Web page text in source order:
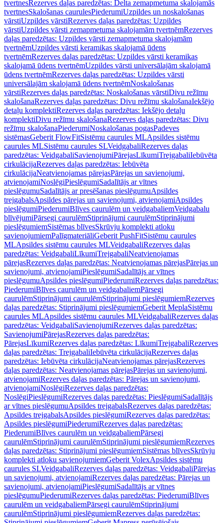
tvertnesRezerves daļas paredzētas: Delta zemapmetuma skalojamās
tvertnesSkalošanas caurulesPiederumiUzpildes un noskalošanas
vārstiUzpildes vārstiRezerves daļas paredzētas: Uzpildes
vārstiUzpildes vārsti zemapmetuma skalojamām tvertnēmRezerves
daļas paredzētas: Uzpildes vārsti zemapmetuma skalojamām
tvertnēmUzpildes vārsti keramikas skalojamā ūdens
tvertnēmRezerves daļas paredzētas: Uzpildes vārsti keramikas
skalojamā ūdens tvertnēmUzpildes vārsti universālajām skalojamā
ūdens tvertnēmRezerves daļas paredzētas: Uzpildes vārsti
universālajām skalojamā ūdens tvertnēmNoskalošanas
vārstiRezerves daļas paredzētas: Noskalošanas vārstiDivu režīmu
skalošanaRezerves daļas paredzētas: Divu režīmu skalošanaIekšējo
detaļu komplektiRezerves daļas paredzētas: Iekšējo detaļu
komplektiDivu režīmu skalošanaRezerves daļas paredzētas: Divu
režīmu skalošanaPiederumiNoskalošanas pogasPadeves
sistēmasGeberit FlowFitSistēmu caurules MLApsildes sistēmu
caurules MLSistēmu caurules SLVeidgabaliRezerves daļas
paredzētas: VeidgabaliSavienojumiPārejasLīkumiTrejgabaliIebūvēta
cirkulācijaRezerves daļas paredzētas: Iebūvēta
cirkulācijaNeatvienojamas pārejasPārejas un savienojumi,
atvienojamiNoslēgiPieslēgumiSadalītājs ar vītnes
pieslēgumuSadalītājs ar presēšanas pieslēgumuApsildes
trejgabalsApsildes pārejas un savienojumi, atvienojamiApsildes
pieslēgumiPiederumiBlīves caurulēm un veidgabaliemVeidgabalu
blīvējumiPārsegi caurulēmStiprinājumi caurulēmStiprinājumi
pieslēgumiemSistēmas blīvesSkrūvju komplekti atloku
savienojumiemPalīgmateriāliGeberit PushFitSistēmu caurules
MLApsildes sistēmu caurules MLVeidgabaliRezerves daļas
paredzētas: VeidgabaliLīkumiTrejgabaliNeatvienojamas
pārejasRezerves daļas paredzētas: Neatvienojamas pārejasPārejas un
savienojumi, atvienojamiPieslēgumiSadalītājs ar vītnes
pieslēgumuApsildes pieslēgumiPiederumiRezerves daļas paredzētas:
PiederumiBlīves caurulēm un veidgabaliemPārsegi
caurulēmStiprinājumi caurulēmStiprinājumi pieslēgumiemRezerves
daļas paredzētas: Stiprinājumi pieslēgumiemGeberit MeplaSistēmu
caurules MLApsildes sistēmu caurules MLVeidgabaliRezerves daļas
paredzētas: VeidgabaliSavienojumiRezerves daļas paredzētas:
SavienojumiPārejasRezerves daļas paredzētas:
PārejasLīkumiRezerves daļas paredzētas: LīkumiTrejgabaliRezerves
daļas paredzētas: TrejgabaliIebūvēta cirkulācijaRezerves daļas
paredzētas: Iebūvēta cirkulācijaNeatvienojamas pārejasRezerves
daļas paredzētas: Neatvienojamas pārejasPārejas un savienojumi,
atvienojamiRezerves daļas paredzētas: Pārejas un savienojumi,
atvienojamiNoslēgiRezerves daļas paredzētas:
NoslēgiPieslēgumiRezerves daļas paredzētas: PieslēgumiSadalītājs
ar vītnes pieslēgumuApsildes trejgabalsRezerves daļas paredzētas:
Apsildes trejgabalsApsildes pieslēgumiRezerves daļas paredzētas:
Apsildes pieslēgumiPiederumiRezerves daļas paredzētas:
PiederumiBlīves caurulēm un veidgabaliemPārsegi
caurulēmStiprinājumi caurulēmStiprinājumi pieslēgumiemRezerves
daļas paredzētas: Stiprinājumi pieslēgumiemSistēmas blīvesSkrūvju
komplekti atloku savienojumiemGeberit VolexApsildes sistēmu
caurules SLVeidgabaliRezerves daļas paredzētas: VeidgabaliPārejas
un savienojumi, atvienojamiRezerves daļas paredzētas: Pārejas un
savienojumi, atvienojamiPieslēgumiSadalītājs ar vītnes
pieslēgumuPiederumiRezerves daļas paredzētas: PiederumiBlīves
caurulēm un veidgabaliemPārsegi caurulēmStiprinājumi
caurulēmStiprinājumi pieslēgumiemRezerves daļas paredzētas: